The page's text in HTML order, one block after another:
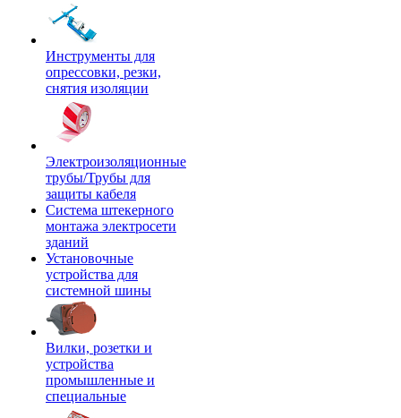
Инструменты для
опрессовки, резки,
снятия изоляции
Электроизоляционные
трубы/Трубы для
защиты кабеля
Система штекерного
монтажа электросети
зданий
Установочные
устройства для
системной шины
Вилки, розетки и
устройства
промышленные и
специальные